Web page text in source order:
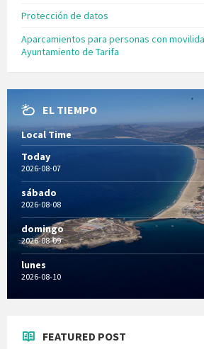
Protección de datos
Aparcamientos para personas con
Ayuntamiento de Tarifa
EL TIEMPO
Local Time
Today
2026-08-07
sábado
2026-08-08
domingo
2026-08-09
lunes
2026-08-10
FEATURED POST